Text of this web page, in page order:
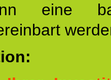
eine